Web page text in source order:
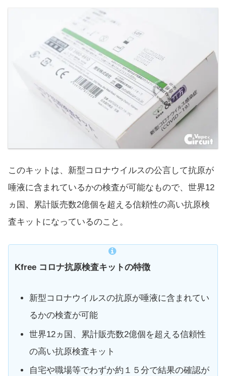
このキットは、新型コロナウイルスの公言して抗原が
唾液に含まれているかの検査が可能なもので、世界12
ヵ国、累計販売数2億個を超える信頼性の高い抗原検
査キットになっているのこと。
Kfree コロナ抗原検査キットの特徴
新型コロナウイルスの抗原が唾液に含まれてい
るかの検査が可能
世界12ヵ国、累計販売数2億個を超える信頼性
の高い抗原検査キット
自宅や職場等でわずか約１５分で結果の確認が